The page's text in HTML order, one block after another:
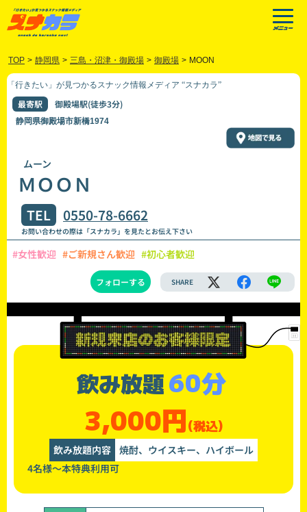
TOP > 静岡県 > 三島・沼津・御殿場 > 御殿場 > MOON
「行きたい」が見つかるスナック情報メディア “スナカラ”
最寄駅 御殿場駅(徒歩3分)
静岡県御殿場市新橋1974
ムーン
ＭＯＯＮ
TEL 0550-78-6662
お問い合わせの際は「スナカラ」を見たとお伝え下さい
#女性歓迎 #ご新規さん歓迎 #初心者歓迎
フォローする SHARE
飲み放題60分
3,000円(税込)
飲み放題内容 焼酎、ウイスキー、ハイボール
4名様～本特典利用可